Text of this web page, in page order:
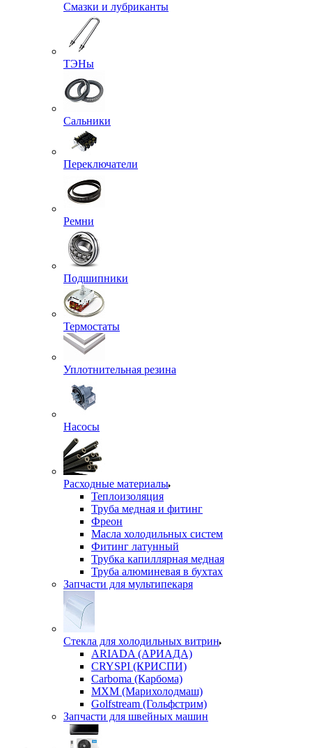
Смазки и лубриканты
ТЭНы
Сальники
Переключатели
Ремни
Подшипники
Термостаты
Уплотнительная резина
Насосы
Расходные материалы
Теплоизоляция
Труба медная и фитинг
Фреон
Масла холодильных систем
Фитинг латунный
Трубка капиллярная медная
Труба алюминевая в бухтах
Запчасти для мультипекаря
Стекла для холодильных витрин
ARIADA (АРИАДА)
CRYSPI (КРИСПИ)
Carboma (Карбома)
MXM (Марихолодмаш)
Golfstream (Гольфстрим)
Запчасти для швейных машин